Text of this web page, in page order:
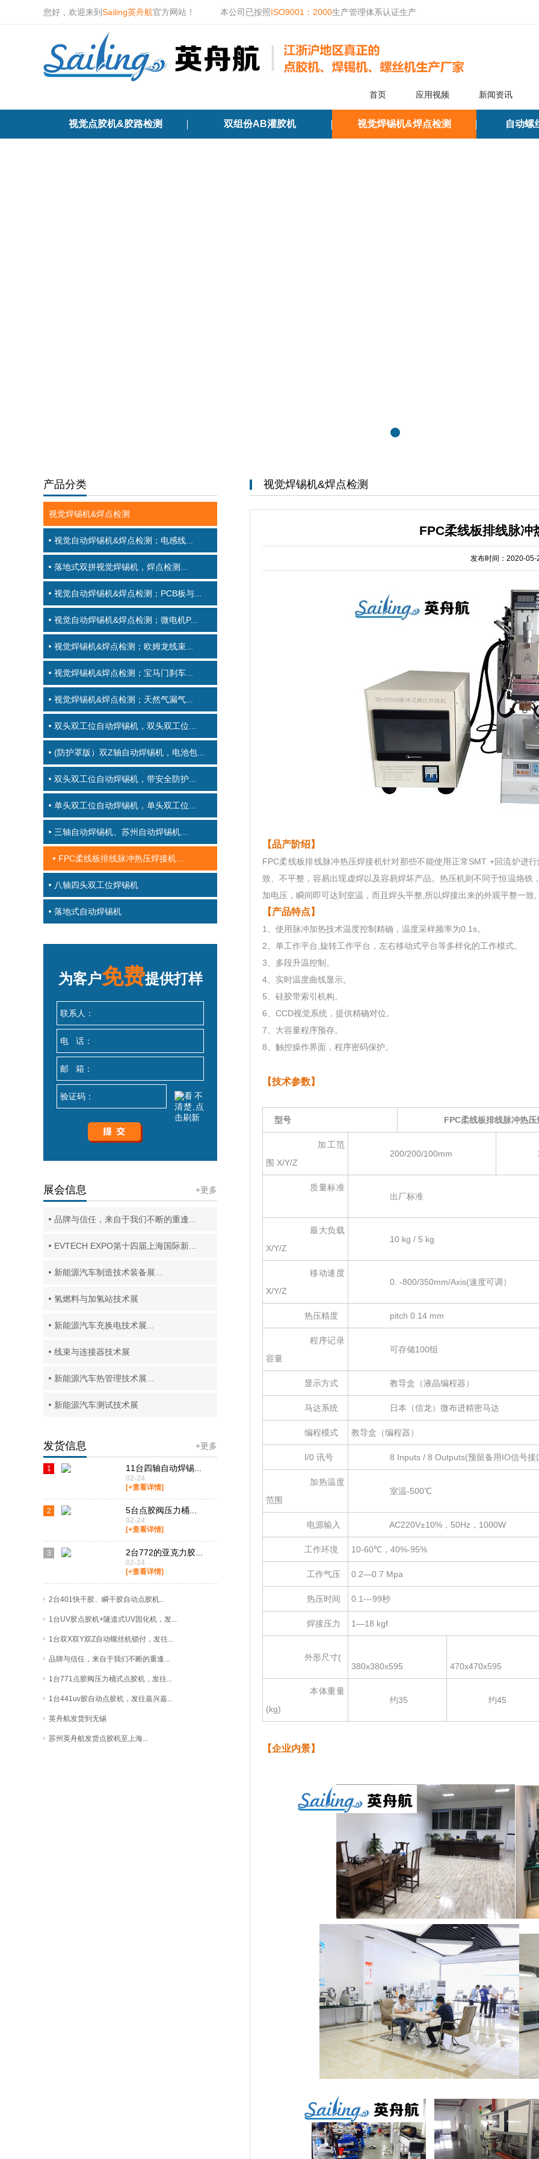
您好，欢迎来到 Sailing英舟航官方网站！ 本公司已按照ISO9001：2000生产管理体系认证生产
首页 应用视频 新闻资讯
视觉点胶机&胶路检测 双组份AB灌胶机 视觉焊锡机&焊点检测 自动螺
产品分类
视觉焊锡机&焊点检测
视觉自动焊锡机&焊点检测；电感线...
落地式双拼视觉焊锡机，焊点检测...
视觉自动焊锡机&焊点检测；PCB板与...
视觉自动焊锡机&焊点检测；微电机P...
视觉焊锡机&焊点检测；欧姆龙线束...
视觉焊锡机&焊点检测；宝马门刹车...
视觉焊锡机&焊点检测；天然气漏气...
双头双工位自动焊锡机，双头双工位...
(防护罩版）双Z轴自动焊锡机，电池包...
双头双工位自动焊锡机，带安全防护...
单头双工位自动焊锡机，单头双工位...
三轴自动焊锡机、苏州自动焊锡机...
FPC柔线板排线脉冲热压焊接机...
八轴四头双工位焊锡机
落地式自动焊锡机
为客户免费提供打样
展会信息 +更多
品牌与信任，来自于我们不断的重逢...
EVTECH EXPO第十四届上海国际新...
新能源汽车制造技术装备展...
氢燃料与加氢站技术展
新能源汽车充换电技术展...
线束与连接器技术展
新能源汽车热管理技术展...
新能源汽车测试技术展
发货信息 +更多
1 11台四轴自动焊锡...
02-24
[+查看详情]
2 5台点胶阀压力桶...
02-24
[+查看详情]
3 2台772的亚克力胶...
02-24
[+查看详情]
2台401快干胶、瞬干胶自动点胶机...
1台UV胶点胶机+隧道式UV固化机，发...
1台双X双Y双Z自动螺丝机锁付，发往...
品牌与信任，来自于我们不断的重逢...
1台771点胶阀压力桶式点胶机，发往...
1台441uv胶自动点胶机，发往嘉兴嘉...
英舟航发货到无锡
苏州英舟航发货点胶机至上海...
视觉焊锡机&焊点检测
FPC柔线板排线脉冲
发布时间：2020-05-
【品产阶绍】
FPC柔线板排线脉冲热压焊接机针对那些不能使用正常SMT +回流炉进
致、不平整，容易出现虚焊以及容易焊坏产品。热压机则不同于恒温烙
加电压，瞬间即可达到室温，而且焊头平整,所以焊接出来的外观平整一致
【产品特点】
1、使用脉冲加热技术温度控制精确，温度采样频率为0.1s。
2、单工作平台,旋转工作平台，左右移动式平台等多样化的工作模式。
3、多段升温控制。
4、实时温度曲线显示。
5、硅胶带索引机构。
6、CCD视觉系统，提供精确对位。
7、大容量程序预存。
8、触控操作界面，程序密码保护。
【技术参数】
型号 FPC柔线板排线脉冲热压
加工范
围 X/Y/Z
200/200/100mm 300/
质量标准
出厂标准
最大负载
X/Y/Z
10 kg / 5 kg
移动速度
X/Y/Z
0. -800/350mm/Axis(速度可调）
热压精度 pitch 0.14 mm
程序记录
容量
可存储100组
显示方式 教导盒（液晶编程器）
马达系统 日本（信龙）微布进精密马达
编程模式 教导盒（编程器）
I/0 讯号 8 Inputs / 8 Outputs(预留备用IO信号接
加热温度
范围
室温-500℃
电源输入 AC220V±10%，50Hz，1000W
工作环境 10-60℃，40%-95%
工作气压 0.2—0.7 Mpa
热压时间 0.1---99秒
焊接压力 1—18 kgf
外形尺寸(
380x380x595
470x470x595
本体重量
(kg)
约35 约45
【企业内景】